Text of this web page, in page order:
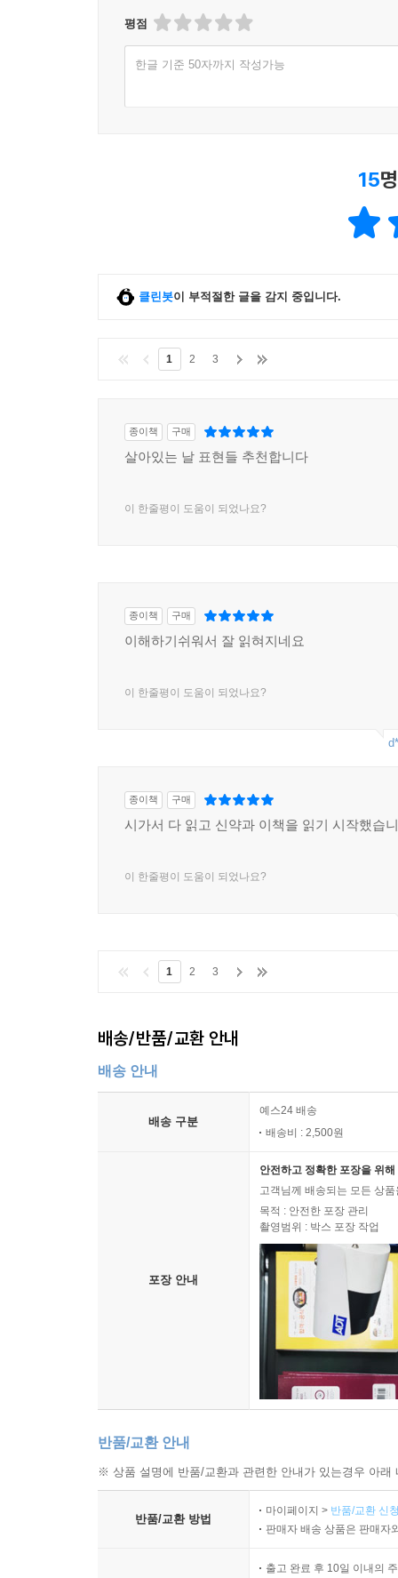
본문의 의미를 현대적인 언어로 되살린 탁월한
_ 차준희 교수 | 한세대학교 구약학
성경 읽기의 궁극적 목표는 순종이다. 순종은 하
좋은 도구다. 물론 한 사람의 경험으로 비춘 사
금번 현대 영성신학의 대가인 유진 피터슨의
_ 김철홍 교수 | 장로회신학대학교 신약학
내는 싱싱함을 듬뿍 안겨 준다. 알찬 짜임새로
번역은 몰론, 감칠맛 나는 수사학적 뉘앙스가 어
'그때 거기에서의' 옛 메시지의 보화를 캐내어
「메시지」 성경 출간을 기쁘게 생각합니다.
사랑을 받을 것입니다. 이에 설렘과 감사 가운데
있습니다. 이처럼 한국교회의 매체는 여전히 어
전한다면 안타까운 일입니다. 유진 피터슨의
새로운 매체가 되어, 교회의 문호가 모든 사람에
피터슨은 보통 사람들의 일상 언어로 성경을 번
성경을 한 번도 읽은 적 없는 사람 모두에게, 하
_ 오대원 목사 | 예수전도단 설립자
“말씀이 육신이 되어??????.” 육신이 된 말씀은
개역성경이, 그리고 이제 우리에게는 「메시지」
「메시지」 성경의 출간은 오랫동안 기다려 왔
「메시지」를 통해 많은 사람들이 성경의 진수
_ 한철호 | 선교한국 파트너스 상임위원장
기독교는 창조주 하나님께서 친히 속내를 드러
평범한 사람이 이해하도록 배려하신 하나님의
성경의 메시지로부터 일반인을 격리시키는 오류
유진 피터슨의 「메시지」가 우리말로 번역된 것
말씀이 독자의 삶에 친숙하고 풍성하게 되살아나
원어의 운율과 숙어적인 의미를 살리면서도 편
옮기면서 운율과 어감이 다소 달라졌지만, 성경을
_ 권영석 | 학원복음화협의회 상임대표
개역성경, 솔직히 좀 어려운 게 사실이지만 다들
모든 사람에게 늘 쉽지 않은 책이기도 하다. 유진
우리를 성경 말씀에 더 가까이 나아가게 만든다
것이다.
평점
한글 기준 50자까지 작성가능
15
클린봇이 부적절한 글을 감지 중입니다.
1 2 3
종이책 구매
살아있는 날 표현들 추천합니다
이 한줄평이 도움이 되었나요?
종이책 구매
이해하기쉬워서 잘 읽혀지네요
이 한줄평이 도움이 되었나요?
종이책 구매
시가서 다 읽고 신약과 이책을 읽기 시작했습
이 한줄평이 도움이 되었나요?
1 2 3
배송/반품/교환 안내
배송 안내
배송 구분
예스24 배송
배송비 : 2,500원
포장 안내
안전하고 정확한 포장을 위
고객님께 배송되는 모든 상
목적 : 안전한 포장 관리
촬영범위 : 박스 포장 작업
반품/교환 안내
※ 상품 설명에 반품/교환과 관련한 안내가 있는경우 아
반품/교환 방법
마이페이지 > 반품/교환 신
판매자 배송 상품은 판매자
출고 완료 후 10일 이내의